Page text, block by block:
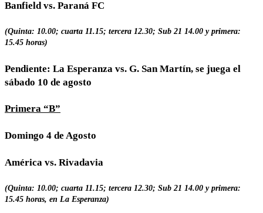
Banfield vs. Paraná FC
(Quinta: 10.00; cuarta 11.15; tercera 12.30; Sub 21 14.00 y primera:
15.45 horas)
Pendiente: La Esperanza vs. G. San Martín, se juega el
sábado 10 de agosto
Primera “B”
Domingo 4 de Agosto
América vs. Rivadavia
(Quinta: 10.00; cuarta 11.15; tercera 12.30; Sub 21 14.00 y primera:
15.45 horas, en La Esperanza)